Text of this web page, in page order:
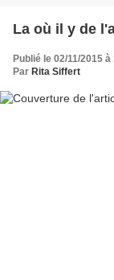
La où il y de
Publié le 02/11/2015 à
Par Rita Siffert